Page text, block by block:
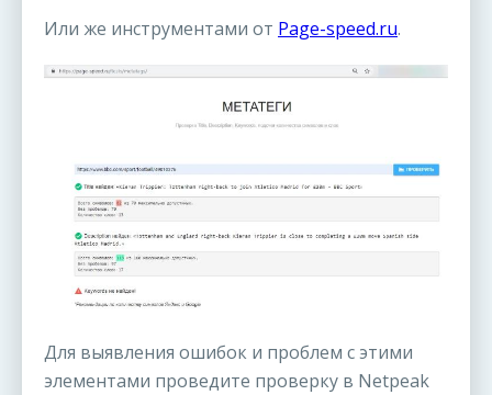
Или же инструментами от Page-speed.ru.
Для выявления ошибок и проблем с этими
элементами проведите проверку в Netpeak